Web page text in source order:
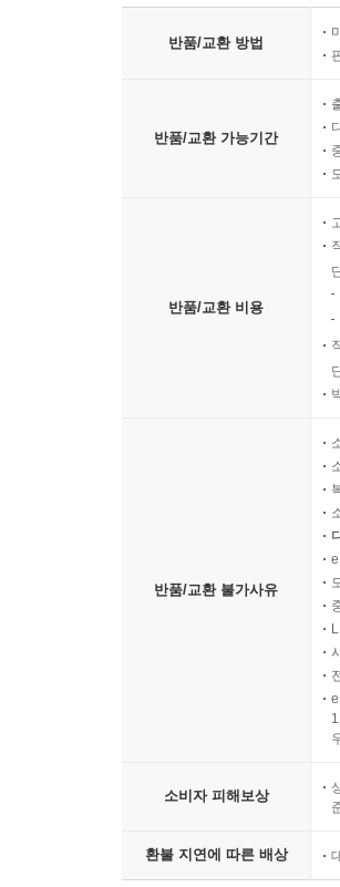
반품/교환 방법
반품/교환 가능기간
반품/교환 비용
반품/교환 불가사유
소비자 피해보상
환불 지연에 따른 배상